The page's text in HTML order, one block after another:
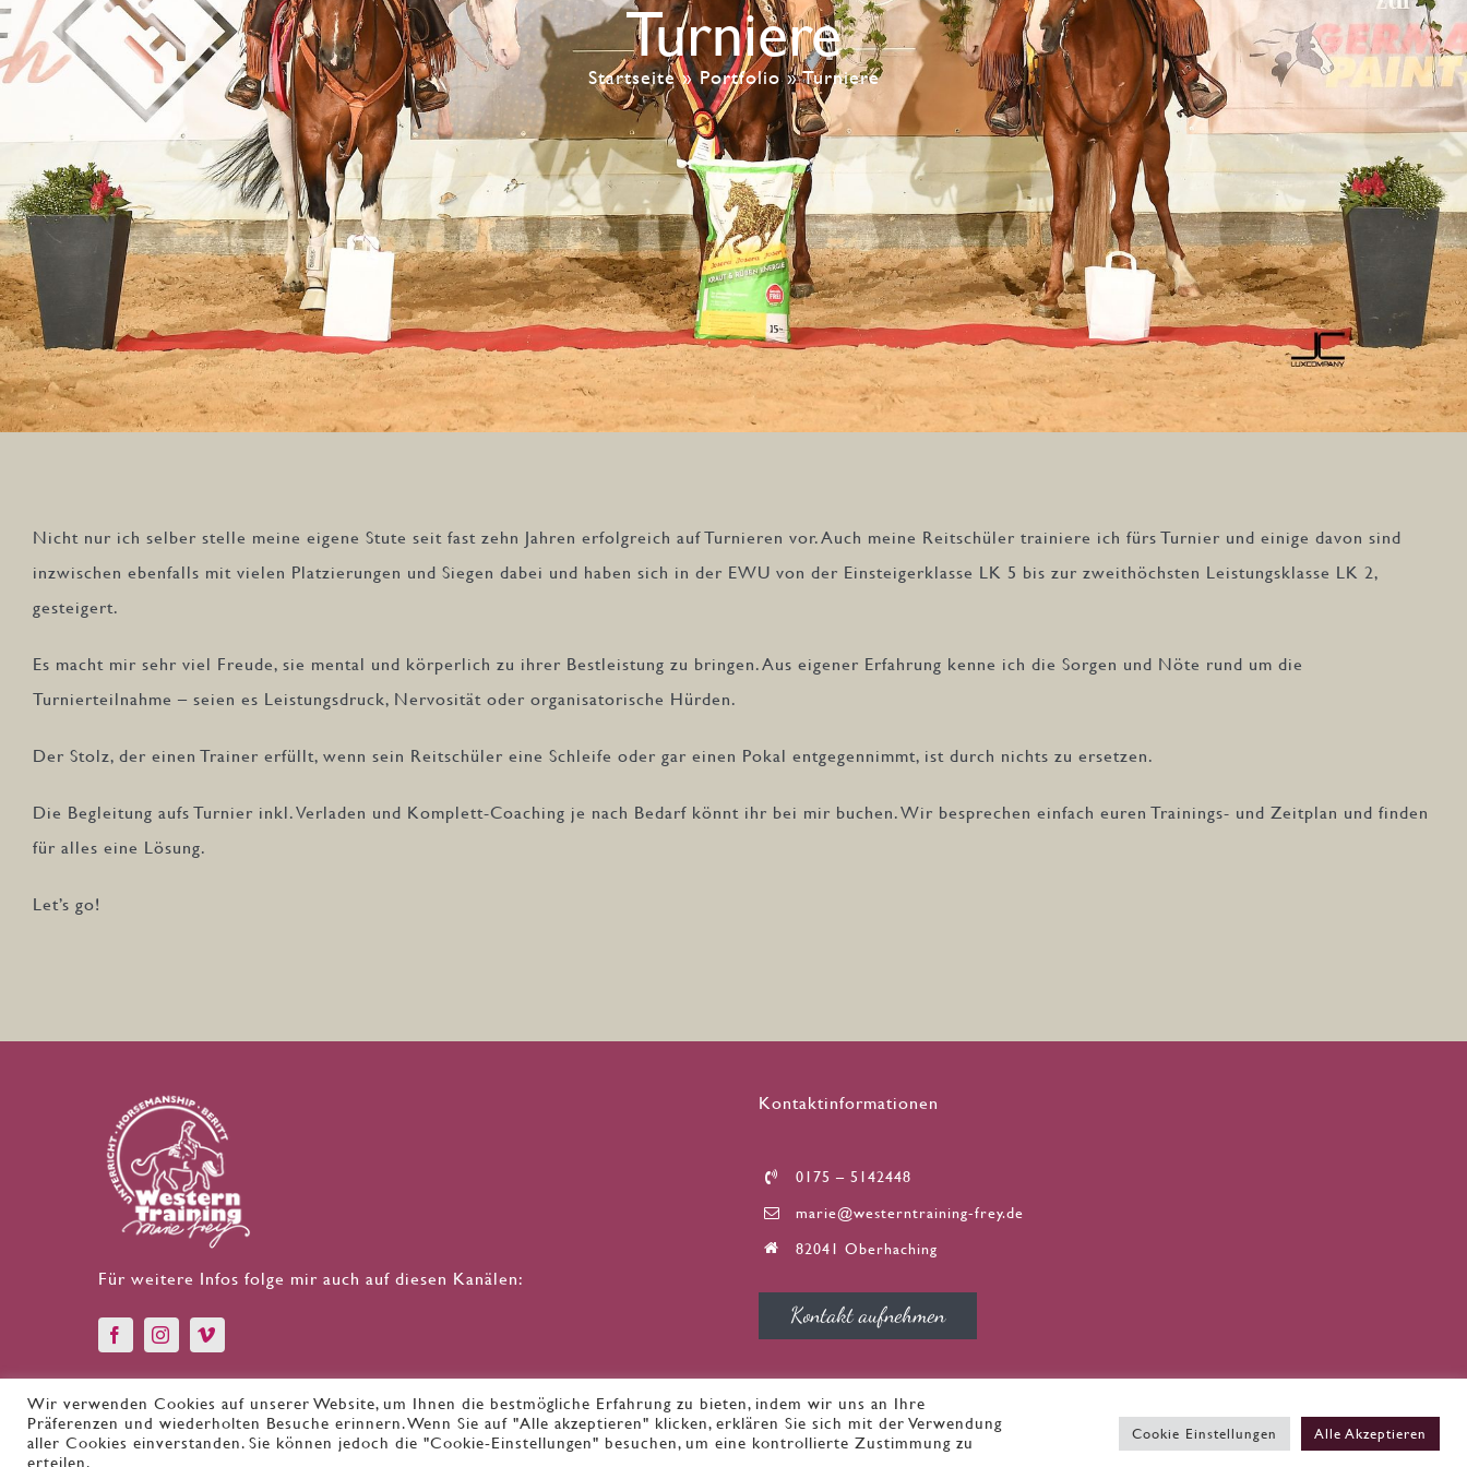
Turniere
Startseite»Portfolio»Turniere
Nicht nur ich selber stelle meine eigene Stute seit fast zehn Jahren erfolgreich auf Turnieren vor. Auch meine Reitschüler trainiere ich fürs Turnier und einige davon sind
inzwischen ebenfalls mit vielen Platzierungen und Siegen dabei und haben sich in der EWU von der Einsteigerklasse LK 5 bis zur zweithöchsten Leistungsklasse LK 2,
gesteigert.
Es macht mir sehr viel Freude, sie mental und körperlich zu ihrer Bestleistung zu bringen. Aus eigener Erfahrung kenne ich die Sorgen und Nöte rund um die
Turnierteilnahme – seien es Leistungsdruck, Nervosität oder organisatorische Hürden.
Der Stolz, der einen Trainer erfüllt, wenn sein Reitschüler eine Schleife oder gar einen Pokal entgegennimmt, ist durch nichts zu ersetzen.
Die Begleitung aufs Turnier inkl. Verladen und Komplett-Coaching je nach Bedarf könnt ihr bei mir buchen. Wir besprechen einfach euren Trainings- und Zeitplan und finden
für alles eine Lösung.
Let’s go!
Für weitere Infos folge mir auch auf diesen Kanälen:
Kontaktinformationen
0175 – 5142448
marie@westerntraining-frey.de
82041 Oberhaching
Kontakt aufnehmen
© Copyright 2026 | Westerntraining Marie Frey | Alle Rechte vorbehalten Impressum|Datenschutz
Wir verwenden Cookies auf unserer Website, um Ihnen die bestmögliche Erfahrung zu bieten, indem wir uns an Ihre
Präferenzen und wiederholten Besuche erinnern. Wenn Sie auf "Alle akzeptieren" klicken, erklären Sie sich mit der Verwendung
aller Cookies einverstanden. Sie können jedoch die "Cookie-Einstellungen" besuchen, um eine kontrollierte Zustimmung zu
erteilen.
Cookie Einstellungen Alle Akzeptieren